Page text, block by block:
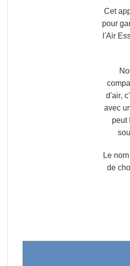
Cet
pour
l'Air
d'air,
avec
peut
Le
de